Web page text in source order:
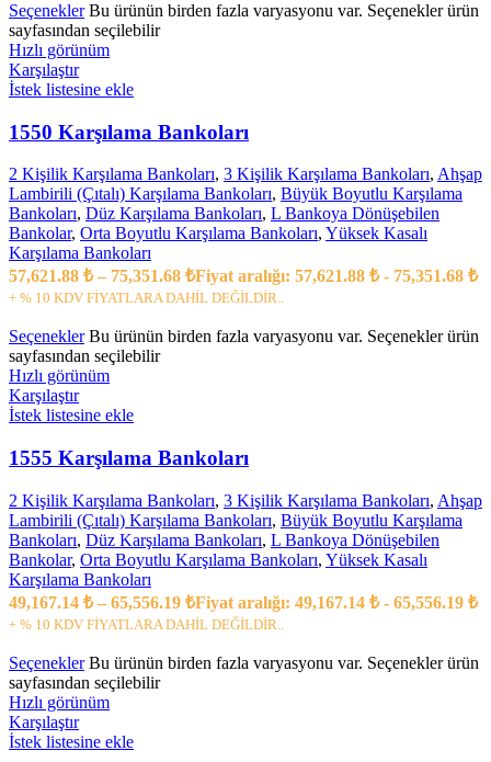
Seçenekler Bu ürünün birden fazla varyasyonu var. Seçenekler ürün
sayfasından seçilebilir
Hızlı görünüm
Karşılaştır
İstek listesine ekle
1550 Karşılama Bankoları
2 Kişilik Karşılama Bankoları, 3 Kişilik Karşılama Bankoları, Ahşap
Lambirili (Çıtalı) Karşılama Bankoları, Büyük Boyutlu Karşılama
Bankoları, Düz Karşılama Bankoları, L Bankoya Dönüşebilen
Bankolar, Orta Boyutlu Karşılama Bankoları, Yüksek Kasalı
Karşılama Bankoları
57,621.88 ₺ – 75,351.68 ₺Fiyat aralığı: 57,621.88 ₺ - 75,351.68 ₺
+ % 10 KDV FİYATLARA DAHİL DEĞİLDİR..
Seçenekler Bu ürünün birden fazla varyasyonu var. Seçenekler ürün
sayfasından seçilebilir
Hızlı görünüm
Karşılaştır
İstek listesine ekle
1555 Karşılama Bankoları
2 Kişilik Karşılama Bankoları, 3 Kişilik Karşılama Bankoları, Ahşap
Lambirili (Çıtalı) Karşılama Bankoları, Büyük Boyutlu Karşılama
Bankoları, Düz Karşılama Bankoları, L Bankoya Dönüşebilen
Bankolar, Orta Boyutlu Karşılama Bankoları, Yüksek Kasalı
Karşılama Bankoları
49,167.14 ₺ – 65,556.19 ₺Fiyat aralığı: 49,167.14 ₺ - 65,556.19 ₺
+ % 10 KDV FİYATLARA DAHİL DEĞİLDİR..
Seçenekler Bu ürünün birden fazla varyasyonu var. Seçenekler ürün
sayfasından seçilebilir
Hızlı görünüm
Karşılaştır
İstek listesine ekle